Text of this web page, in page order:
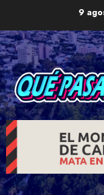
content
9